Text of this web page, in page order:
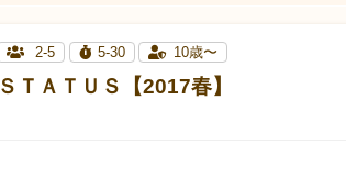
2-5 5-30 10歳〜
ＳＴＡＴＵＳ【2017春】